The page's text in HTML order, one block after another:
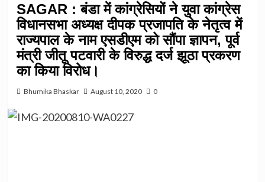
SAGAR : बंडा में कांग्रेसियों ने युवा कांग्रेस
विधानसभा अध्यक्ष दीपक प्रजापति के नेतृत्व में
राज्यपाल के नाम एसडीएम को सौंपा ज्ञापन, पूर्व
मंत्री जीतू पटवारी के विरुद्ध दर्ज झूठा प्रकरण
का किया विरोध।
Bhumika Bhaskar August 10, 2020 0